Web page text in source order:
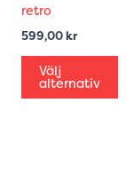
retro
599,00kr
Välj
alternativ
De
olika
alternativen